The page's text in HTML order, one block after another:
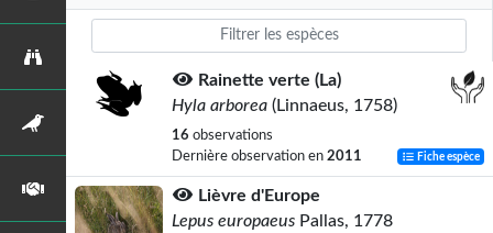
Rainette verte (La)
Hyla arborea (Linnaeus, 1758)
16 observations
Dernière observation en 2011 Fiche espèce
Lièvre d'Europe
Lepus europaeus Pallas, 1778